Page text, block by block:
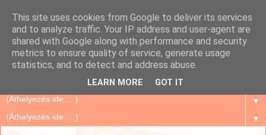
Szépségápolás Otthon
Oriflame Mindenkinek, mert megbízható és sok tanács,
történet, tapasztalat...
▼
▼
This site uses cookies from Google to deliver its services
and to analyze traffic. Your IP address and user-agent are
shared with Google along with performance and security
metrics to ensure quality of service, generate usage
statistics, and to detect and address abuse.
LEARN MORE GOT IT